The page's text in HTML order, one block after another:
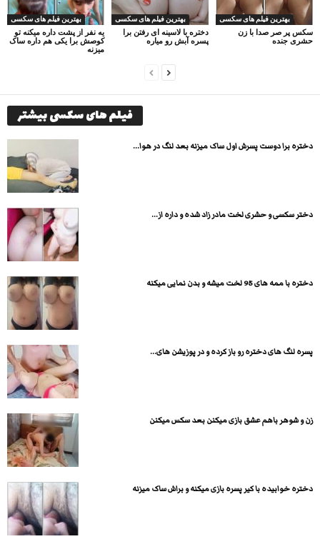
بهترین فیلم های سکسی
یه نفر از پشت داره میکنه تو
کوصش برا یکی هم داره ساک
میزنه
بهترین فیلم های سکسی
دختره با لاسینه ای رفتن برا
پسره آبش رو میاره
بهترین فیلم های سکسی
سکس پر صر صدا با زن
حشری جنده
فیلم های سکسی بیشتر
دختره برا دوست پسرش اول ساک میزنه بعد لنگ در هوا...
دختر سکسی و حشری لخت مادر زاد شده و داره از...
دختره با ممه های 95 لخت میشه و بدن نمایی میکنه
پسره لنگ های دختره رو باز کرده و در پوزیشن های...
زن و شوهر باهم عشق بازی میکنن بعد سکس میکنن
دختره خوابیده با کیر پسره بازی میکنه و براش ساک میزنه